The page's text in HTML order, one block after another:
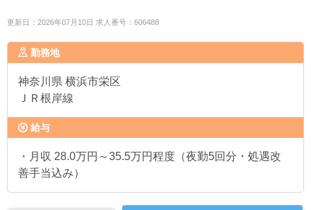
更新日：2026年07月10日 求人番号：606488
勤務地
神奈川県 横浜市栄区
ＪＲ根岸線
給与
・月収 28.0万円～35.5万円程度（夜勤5回分・処遇改
善手当込み）